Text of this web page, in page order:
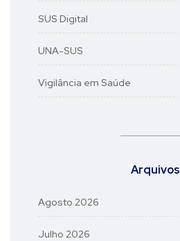
SUS Digital
UNA-SUS
Vigilância em Saúde
Arquivos
Agosto 2026
Julho 2026